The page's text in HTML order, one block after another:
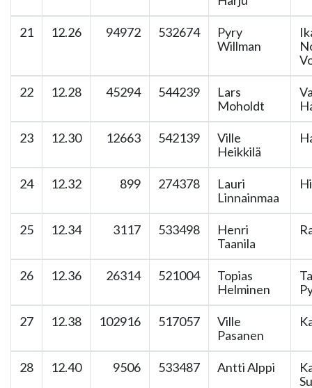
21 12.26 94972 532674
Pyry
Willman
22 12.28 45294 544239
Lars
Moholdt
23 12.30 12663 542139
Ville
Heikkilä
24 12.32 899 274378
Lauri
Linnainmaa
25 12.34 3117 533498
Henri
Taanila
26 12.36 26314 521004
Topias
Helminen
27 12.38 102916 517057
Ville
Pasanen
28 12.40 9506 533487 Antti Alppi